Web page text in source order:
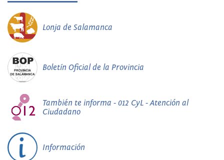
Lonja de Salamanca
Boletín Oficial de la Provincia
También te informa - 012 CyL - Atención al
Ciudadano
Información